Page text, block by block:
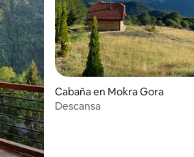
Cabaña en Mokra Gora
Descansa